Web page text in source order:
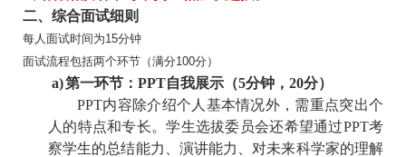
二、综合面试细则
每人面试时间为15分钟
面试流程包括两个环节（满分100分）
a)第一环节：PPT自我展示（5分钟，20分）
PPT内容除介绍个人基本情况外，需重点突出个
人的特点和专长。学生选拔委员会还希望通过PPT考
察学生的总结能力、演讲能力、对未来科学家的理解